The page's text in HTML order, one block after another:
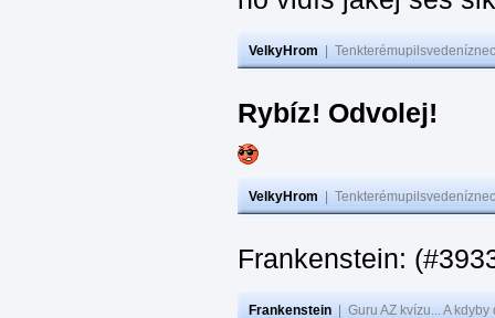
VelkyHrom
Rybíz! Odvolej!
VelkyHrom
Frankenstein:
Frankenstein Guru AZ kvízu... A